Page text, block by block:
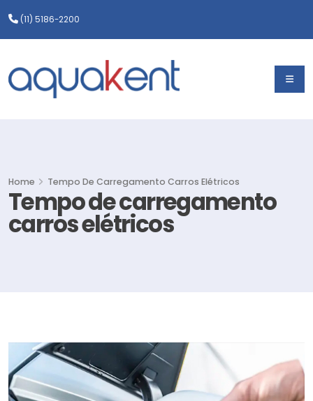
(11) 5186-2200
Tempo de carregamento
carros elétricos
Home Tempo De Carregamento Carros Elétricos